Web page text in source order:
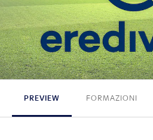
1 - 3
PREVIEW FORMAZIONI